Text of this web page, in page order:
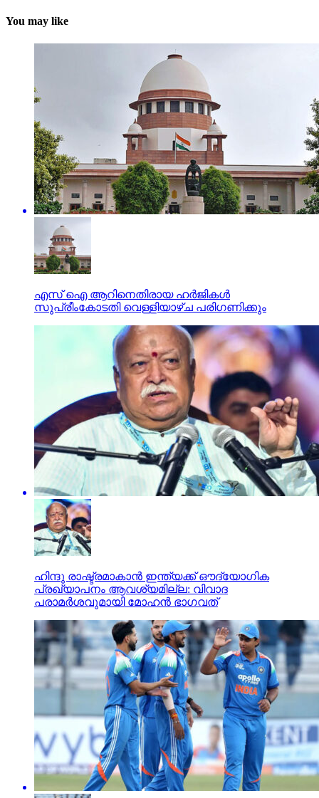
You may like
എസ് ഐ ആറിനെതിരായ ഹർജികൾ
സുപ്രീംകോടതി വെള്ളിയാഴ്ച പരിഗണിക്കും
ഹിന്ദു രാഷ്ട്രമാകാന്‍ ഇന്ത്യക്ക് ഔദ്യോഗിക
പ്രഖ്യാപനം ആവശ്യമില്ല: വിവാദ
പരാമര്‍ശവുമായി മോഹന്‍ ഭാഗവത്